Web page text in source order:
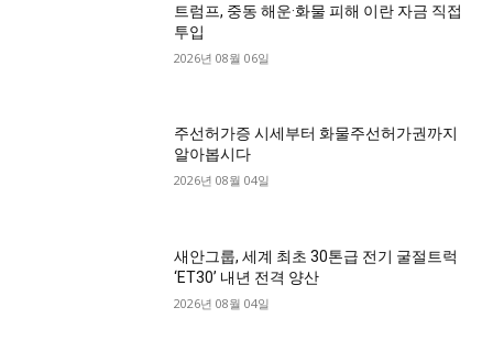
트럼프, 중동 해운·화물 피해 이란 자금 직접
투입
2026년 08월 06일
주선허가증 시세부터 화물주선허가권까지
알아봅시다
2026년 08월 04일
새안그룹, 세계 최초 30톤급 전기 굴절트럭
‘ET30’ 내년 전격 양산
2026년 08월 04일